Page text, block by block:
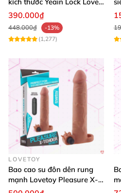
Lưu ý:
Không tái sử dụng vì loại
lần.
Không dùng cả 2 bao cùng
Ngưng quan hệnếu thấy
Để xa tầm tay
Raytheon
390.000₫
448.000₫
-13%
(1,277)
LOVETOY
Bao cao su đôn dên rung
mạnh Lovetoy Pleasure X-
Tender tăng size nhanh